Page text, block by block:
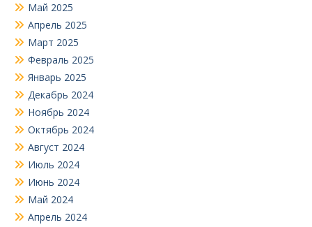
Май 2025
Апрель 2025
Март 2025
Февраль 2025
Январь 2025
Декабрь 2024
Ноябрь 2024
Октябрь 2024
Август 2024
Июль 2024
Июнь 2024
Май 2024
Апрель 2024